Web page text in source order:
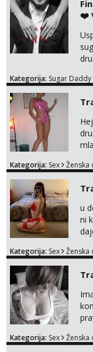
❤️
Kategorija: Sugar Daddy
Kategorija: Sex Ženska
u
ni
Kategorija: Sex Ženska
na
Kategorija: Sex Ženska